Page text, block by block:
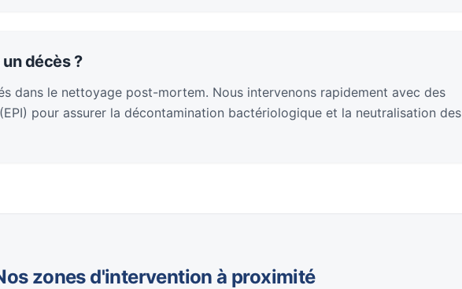
décès ?
dans le nettoyage post-mortem. Nous intervenons rapidement avec des
pour assurer la décontamination bactériologique et la neutralisation des
zones d'intervention à proximité